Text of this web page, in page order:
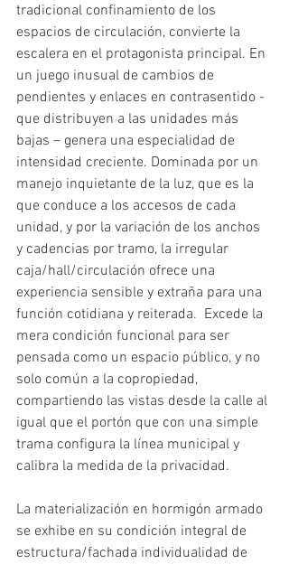
tradicional confinamiento de los
espacios de circulación, convierte la
escalera en el protagonista principal. En
un juego inusual de cambios de
pendientes y enlaces en contrasentido -
que distribuyen a las unidades más
bajas – genera una especialidad de
intensidad creciente. Dominada por un
manejo inquietante de la luz, que es la
que conduce a los accesos de cada
unidad, y por la variación de los anchos
y cadencias por tramo, la irregular
caja/hall/circulación ofrece una
experiencia sensible y extraña para una
función cotidiana y reiterada.  Excede la
mera condición funcional para ser
pensada como un espacio público, y no
solo común a la copropiedad,
compartiendo las vistas desde la calle al
igual que el portón que con una simple
trama configura la línea municipal y
calibra la medida de la privacidad.
La materialización en hormigón armado
se exhibe en su condición integral de
estructura/fachada individualidad de